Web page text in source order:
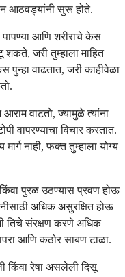
आठवड्यांनी सुरू होते.
आणि शरीराचे केस
जरी तुम्हाला माहित
वाढतात, जरी काहीवेळा
वाटतो, ज्यामुळे त्यांना
वापरण्याचा विचार करतात.
नाही, फक्त तुम्हाला योग्य
पुरळ उठण्यास प्रवण होऊ
अधिक असुरक्षित होऊ
तिचे संरक्षण करणे अधिक
आणि कठोर साबण टाळा.
किंवा रेषा असलेली दिसू